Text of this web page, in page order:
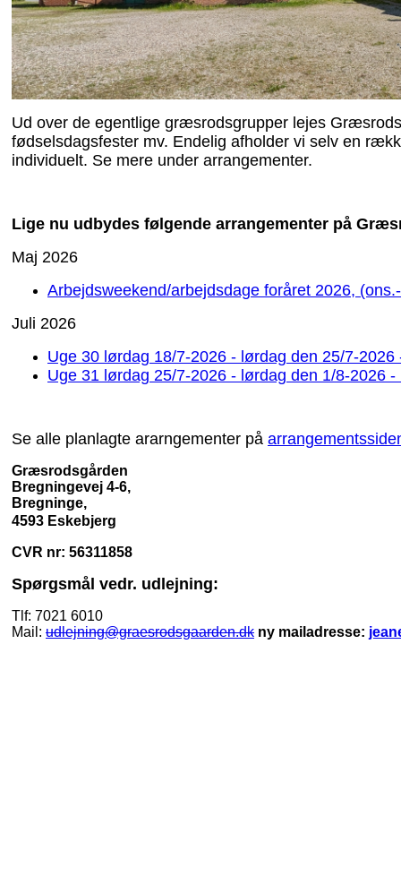
Ud over de egentlige græsrodsgrupper lejes
fødselsdagsfester mv. Endelig afholder vi selv en
individuelt. Se mere under arrangementer.
Lige nu udbydes følgende arrangementer på
Maj 2026
Arbejdsweekend/arbejdsdage foråret 2026,
Juli 2026
Uge 30 lørdag 18/7-2026 - lørdag den 25/7-
Uge 31 lørdag 25/7-2026 - lørdag den 1/8-2026
Se alle planlagte ararngementer på
Græsrodsgården
Bregningevej 4-6,
Bregninge,
4593 Eskebjerg
CVR nr: 56311858
Spørgsmål vedr. udlejning:
Tlf: 7021 6010
Mail: udlejning@graesrodsgaarden.dk ny mailadresse: